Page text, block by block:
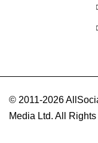
© 2011-2026
Media Ltd. All